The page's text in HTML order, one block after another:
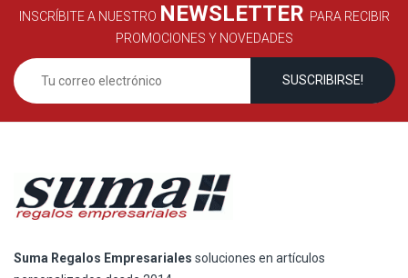
INSCRÍBITE A NUESTRO NEWSLETTER PARA RECIBIR
PROMOCIONES Y NOVEDADES
Suma Regalos Empresariales soluciones en artículos